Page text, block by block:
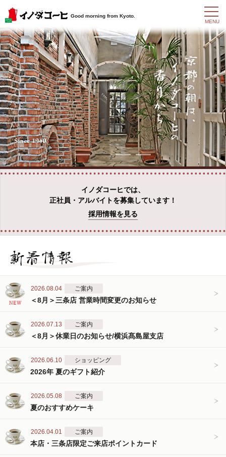
Good morning from Kyoto.
t
o
g
g
l
e
n
a
v
g
a
t
i
o
n
MENU
イノダコーヒでは、
正社員・アルバイトを募集しています！
採用情報を見る
2026.08.04 ご案内
＜8月＞三条店 営業時間変更のお知らせ
2026.07.13 ご案内
＜8月＞休業日のお知らせ/横浜髙島屋支店
2026.06.10 ショッピング
2026年 夏のギフト紹介
2026.05.08 ご案内
夏のおすすめケーキ
2026.04.01 ご案内
本店・三条店限定ご来店ポイントカード